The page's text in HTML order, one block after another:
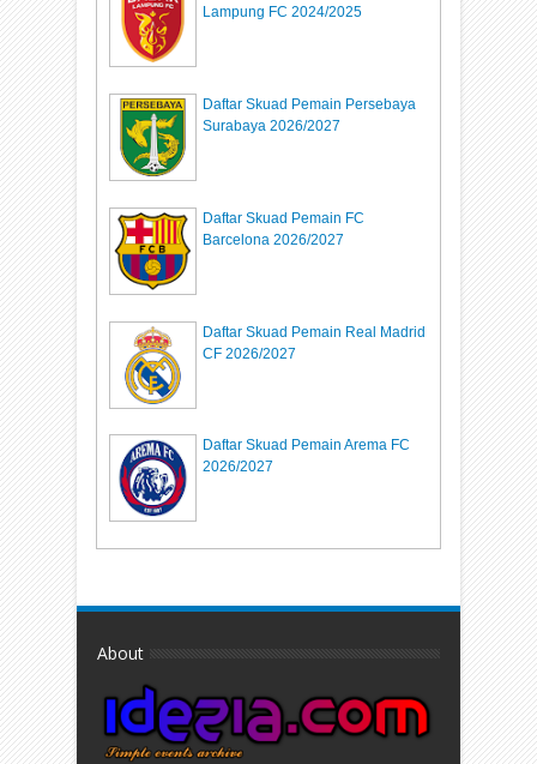
Lampung FC 2024/2025
Daftar Skuad Pemain Persebaya
Surabaya 2026/2027
Daftar Skuad Pemain FC
Barcelona 2026/2027
Daftar Skuad Pemain Real Madrid
CF 2026/2027
Daftar Skuad Pemain Arema FC
2026/2027
About